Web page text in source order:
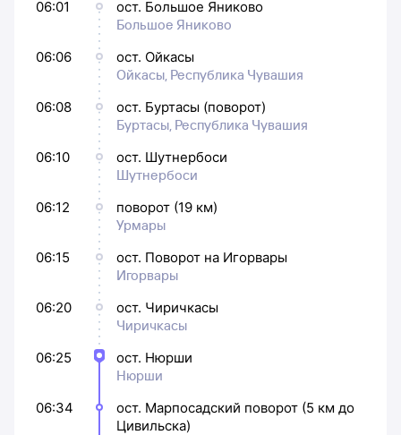
06:01
ост. Большое Яниково
Большое Яниково
06:06
ост. Ойкасы
Ойкасы, Республика Чувашия
06:08
ост. Буртасы (поворот)
Буртасы, Республика Чувашия
06:10
ост. Шутнербоси
Шутнербоси
06:12
поворот (19 км)
Урмары
06:15
ост. Поворот на Игорвары
Игорвары
06:20
ост. Чиричкасы
Чиричкасы
06:25
ост. Нюрши
Нюрши
06:34
ост. Марпосадский поворот (5 км до
Цивильска)